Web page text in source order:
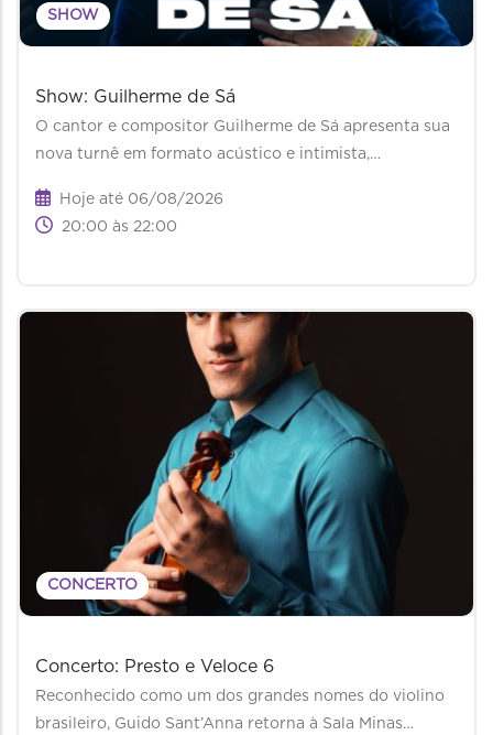
SHOW
Show: Guilherme de Sá
O cantor e compositor Guilherme de Sá apresenta sua
nova turnê em formato acústico e intimista,…
Hoje até 06/08/2026
20:00 às 22:00
CONCERTO
Concerto: Presto e Veloce 6
Reconhecido como um dos grandes nomes do violino
brasileiro, Guido Sant’Anna retorna à Sala Minas…